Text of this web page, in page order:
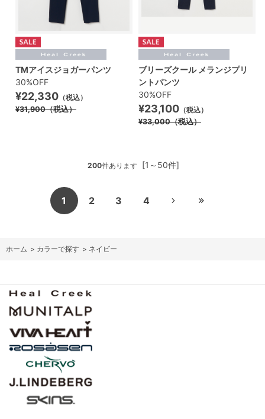
TMアイスジョガーパンツ
30%OFF
¥22,330 （税込）
¥31,900（税込）
ブリーズクール メランジプリ
ントパンツ
30%OFF
¥23,100 （税込）
¥33,000（税込）
[1～50件]
200件あります
1 2 3 4
ホーム > カラーで探す > ネイビー